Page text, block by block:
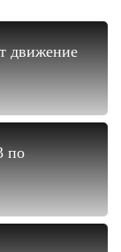
движение
по